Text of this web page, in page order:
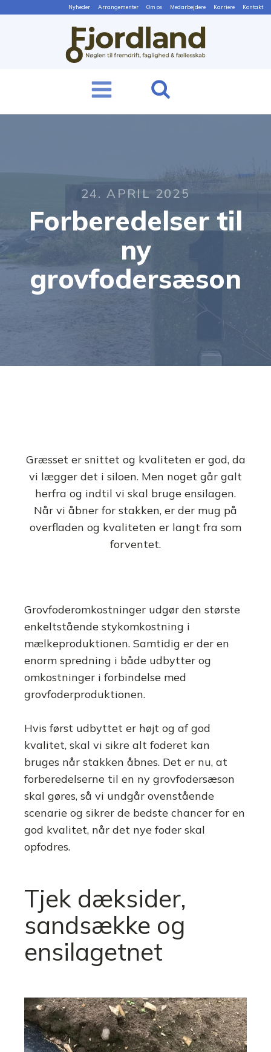
Nyheder Arrangementer Om os Medarbejdere Karriere Kontakt
24. APRIL 2025
Forberedelser til
ny
grovfodersæson
Græsset er snittet og kvaliteten er god, da
vi lægger det i siloen. Men noget går galt
herfra og indtil vi skal bruge ensilagen.
Når vi åbner for stakken, er der mug på
overfladen og kvaliteten er langt fra som
forventet.
Grovfoderomkostninger udgør den største
enkeltstående stykomkostning i
mælkeproduktionen. Samtidig er der en
enorm spredning i både udbytter og
omkostninger i forbindelse med
grovfoderproduktionen.
Hvis først udbyttet er højt og af god
kvalitet, skal vi sikre alt foderet kan
bruges når stakken åbnes. Det er nu, at
forberedelserne til en ny grovfodersæson
skal gøres, så vi undgår ovenstående
scenarie og sikrer de bedste chancer for en
god kvalitet, når det nye foder skal
opfodres.
Tjek dæksider,
sandsække og
ensilagetnet